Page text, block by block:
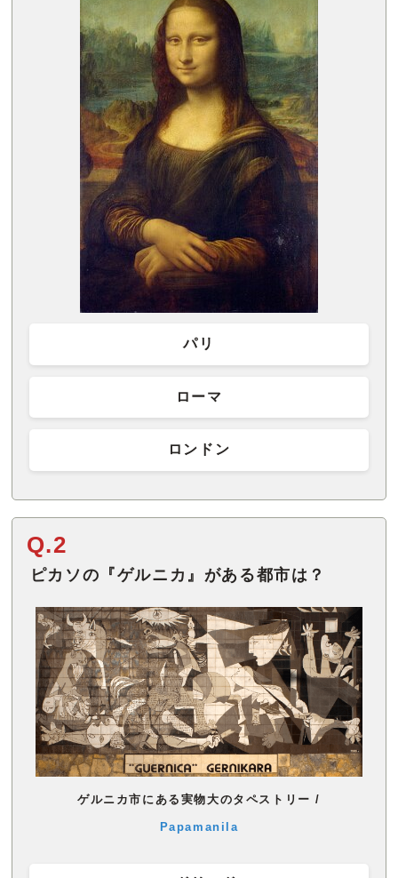
パリ
ローマ
ロンドン
Q.2
ピカソの『ゲルニカ』がある都市は？
ゲルニカ市にある実物大のタペストリー /
Papamanila